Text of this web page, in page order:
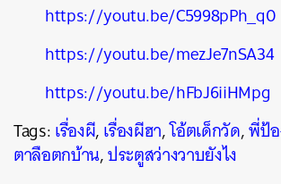
https://youtu.be/C5998pPh_q0
https://youtu.be/mezJe7nSA34
https://youtu.be/hFbJ6iiHMpg
Tags:เรื่องผี,เรื่องผีฮา,โอ้ตเด็กวัด,พี่ป้
ตาลือตกบ้าน,ประตูสว่างวาบยังไง